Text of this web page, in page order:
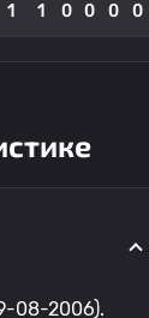
1 1 0 0 0 0
08-2006).